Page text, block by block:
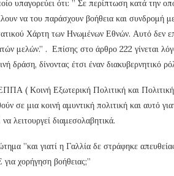
υπαγορεύει ότι: ” Σε περίπτωση κατά την
να του παράσχουν βοήθεια και συνδρομή
Χάρτη των Ηνωμένων Εθνών. Αυτό δεν
μελών.” . Επίσης στο άρθρο 222 γίνεται
δράση, δίνοντας έτσι έναν διακυβερνητικό
( Κοινή Εξωτερική Πολιτική και
σε μια κοινή αμυντική πολιτική και αυτό
λειτουργεί διαμεσολαβητικά.
”και γιατί η Γαλλία δε στράφηκε
χορήγηση βοήθειας;”